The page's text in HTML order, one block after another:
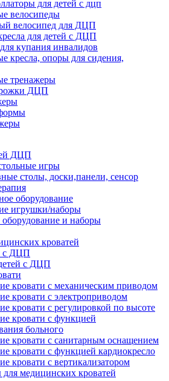
для детей с дцп
велосипеды
велосипед для ДЦП
для детей с ДЦП
купания инвалидов
кресла, опоры для сидения,
тренажеры
ДЦП
ДЦП
игры
столы, доски,панели, сенсор
оборудование
игрушки/наборы
оборудование и наборы
кроватей
с ДЦП
с ДЦП
кровати с механическим приводом
кровати с электроприводом
кровати с регулировкой по высоте
кровати с функцией
больного
кровати с санитарным оснащением
кровати с функцией кардиокресло
кровати с вертикализатором
для медицинских кроватей